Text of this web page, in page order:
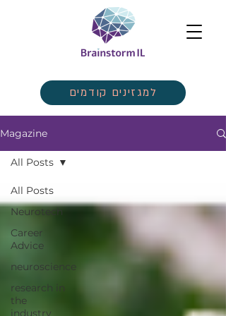
למגזינים קודמים
Magazine
All Posts
Neurotech
Career
Advice
neuroscience
research in
the
industry
All Posts